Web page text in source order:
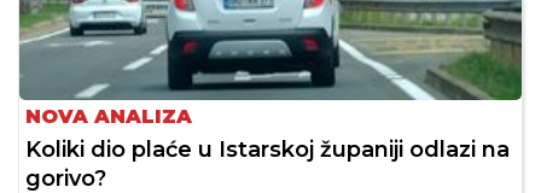
NOVA ANALIZA
Koliki dio plaće u Istarskoj županiji odlazi na
gorivo?